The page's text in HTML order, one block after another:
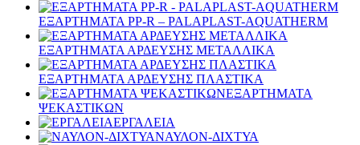
ΕΞΑΡΤΗΜΑΤΑ PP-R – PALAPLAST-AQUATHERM
ΕΞΑΡΤΗΜΑΤΑ ΑΡΔΕΥΣΗΣ ΜΕΤΑΛΛΙΚΑ
ΕΞΑΡΤΗΜΑΤΑ ΑΡΔΕΥΣΗΣ ΠΛΑΣΤΙΚΑ
ΕΞΑΡΤΗΜΑΤΑ
ΨΕΚΑΣΤΙΚΩΝ
ΕΡΓΑΛΕΙΑ
ΝΑΥΛΟΝ-ΔΙΧΤΥΑ